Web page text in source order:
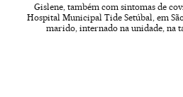
Gislene, também com sintomas de
Hospital Municipal Tide Setúbal, em
marido, internado na unidade, na